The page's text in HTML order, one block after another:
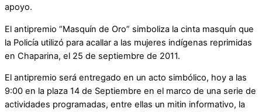
apoyo.
El antipremio “Masquín de Oro” simboliza la cinta masquín que
la Policía utilizó para acallar a las mujeres indígenas reprimidas
en Chaparina, el 25 de septiembre de 2011.
El antipremio será entregado en un acto simbólico, hoy a las
9:00 en la plaza 14 de Septiembre en el marco de una serie de
actividades programadas, entre ellas un mitin informativo, la